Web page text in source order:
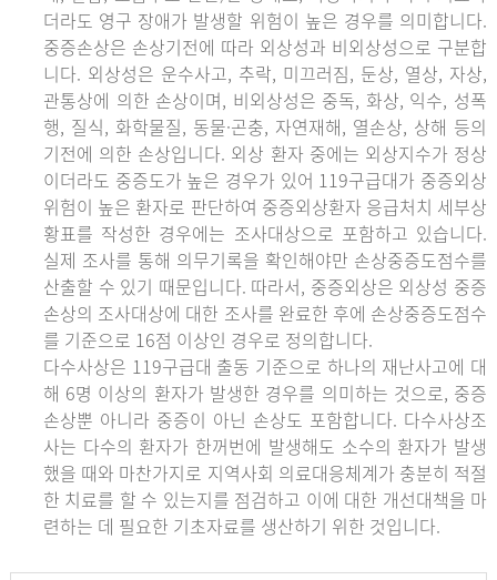
더라도 영구 장애가 발생할 위험이 높은 경우를 의미합니다.
중증손상은 손상기전에 따라 외상성과 비외상성으로 구분합
니다. 외상성은 운수사고, 추락, 미끄러짐, 둔상, 열상, 자상,
관통상에 의한 손상이며, 비외상성은 중독, 화상, 익수, 성폭
행, 질식, 화학물질, 동물·곤충, 자연재해, 열손상, 상해 등의
기전에 의한 손상입니다. 외상 환자 중에는 외상지수가 정상
이더라도 중증도가 높은 경우가 있어 119구급대가 중증외상
위험이 높은 환자로 판단하여 중증외상환자 응급처치 세부상
황표를 작성한 경우에는 조사대상으로 포함하고 있습니다.
실제 조사를 통해 의무기록을 확인해야만 손상중증도점수를
산출할 수 있기 때문입니다. 따라서, 중증외상은 외상성 중증
손상의 조사대상에 대한 조사를 완료한 후에 손상중증도점수
를 기준으로 16점 이상인 경우로 정의합니다.
다수사상은 119구급대 출동 기준으로 하나의 재난사고에 대
해 6명 이상의 환자가 발생한 경우를 의미하는 것으로, 중증
손상뿐 아니라 중증이 아닌 손상도 포함합니다. 다수사상조
사는 다수의 환자가 한꺼번에 발생해도 소수의 환자가 발생
했을 때와 마찬가지로 지역사회 의료대응체계가 충분히 적절
한 치료를 할 수 있는지를 점검하고 이에 대한 개선대책을 마
련하는 데 필요한 기초자료를 생산하기 위한 것입니다.